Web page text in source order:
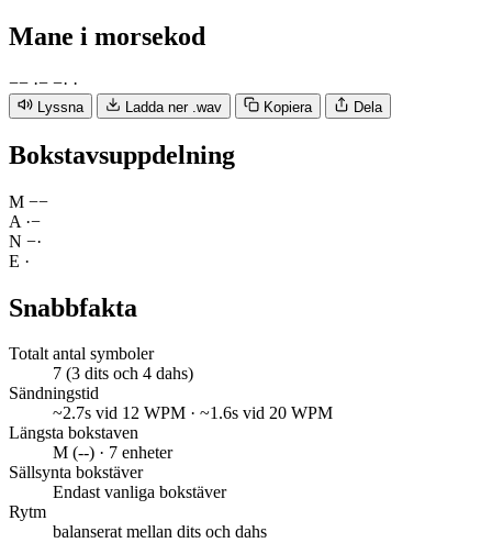
Mane i morsekod
−− ·− −· ·
Lyssna Ladda ner .wav Kopiera Dela
Bokstavsuppdelning
M −−
A ·−
N −·
E ·
Snabbfakta
Totalt antal symboler
7 (3 dits och 4 dahs)
Sändningstid
~2.7s vid 12 WPM · ~1.6s vid 20 WPM
Längsta bokstaven
M (--) · 7 enheter
Sällsynta bokstäver
Endast vanliga bokstäver
Rytm
balanserat mellan dits och dahs